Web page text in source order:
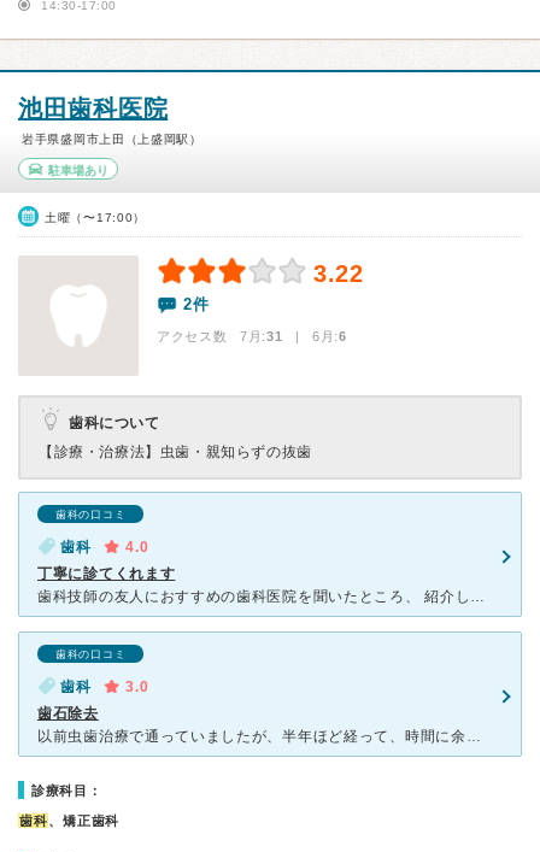
14:30-17:00
池田歯科医院
岩手県盛岡市上田（上盛岡駅）
駐車場あり
土曜（〜17:00）
3.22
2件
アクセス数 7月:31 | 6月:6
歯科について
【診療・治療法】 虫歯・親知らずの抜歯
歯科の口コミ
歯科
4.0
丁寧に診てくれます
歯科技師の友人におすすめの歯科医院を聞いたところ、 紹介してくださったのがこちらでした。 建物は決して新しくありませんが エントランスにキレイなお花が飾ってあったり ウォーターサーバーがあ
歯科の口コミ
歯科
3.0
歯石除去
以前虫歯治療で通っていましたが、半年ほど経って、時間に余裕ができ、歯石が溜まってきたので、除去のために通院しました。休診日の前日に訪問したので混んでいましたが、来客一人一人への対応がとても良く、歯石除
診療科目：
歯科、矯正歯科